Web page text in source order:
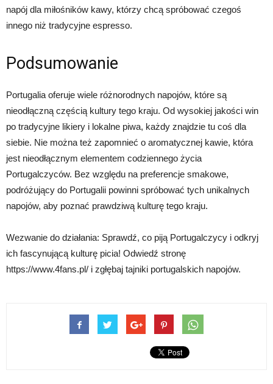
napój dla miłośników kawy, którzy chcą spróbować czegoś
innego niż tradycyjne espresso.
Podsumowanie
Portugalia oferuje wiele różnorodnych napojów, które są
nieodłączną częścią kultury tego kraju. Od wysokiej jakości win
po tradycyjne likiery i lokalne piwa, każdy znajdzie tu coś dla
siebie. Nie można też zapomnieć o aromatycznej kawie, która
jest nieodłącznym elementem codziennego życia
Portugalczyców. Bez względu na preferencje smakowe,
podróżujący do Portugalii powinni spróbować tych unikalnych
napojów, aby poznać prawdziwą kulturę tego kraju.
Wezwanie do działania: Sprawdź, co piją Portugalczycy i odkryj
ich fascynującą kulturę picia! Odwiedź stronę
https://www.4fans.pl/ i zgłębaj tajniki portugalskich napojów.